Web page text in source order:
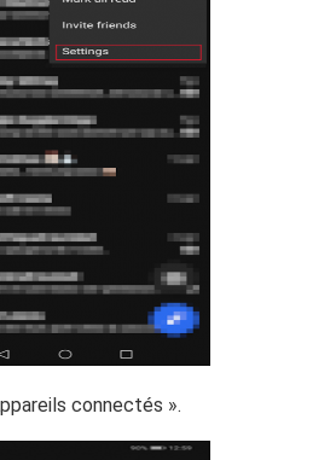
connectés ».